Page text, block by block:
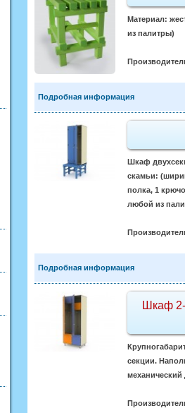
Материал:
из палитры)
Подробная информация
Шкаф
скамьи:
полка, 1
любой из
Подробная информация
Шкаф
секции.